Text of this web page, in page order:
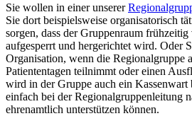
Sie wollen in einer unserer
Sie dort beispielsweise organisatorisch
sorgen, dass der Gruppenraum
aufgesperrt und hergerichtet wird. Oder
Organisation, wenn die Regionalgruppe
Patiententagen teilnimmt oder einen
wird in der Gruppe auch ein Kassenwart
einfach bei der Regionalgruppenleitung
ehrenamtlich unterstützen können.